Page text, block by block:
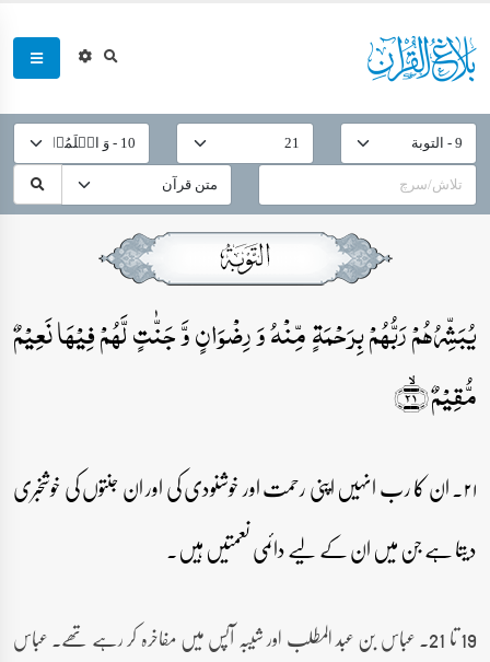
یُبَشِّرُہُمۡ رَبُّہُمۡ بِرَحۡمَۃٍ مِّنۡہُ وَ رِضۡوَانٍ وَّ جَنّٰتٍ لَّہُمۡ فِیۡہَا نَعِیۡمٌ
مُّقِیۡمٌ ﴿ۙ۲۱﴾
۲۱۔ ان کا رب انہیں اپنی رحمت اور خوشنودی کی اور ان جنتوں کی خوشخبری
دیتا ہے جن میں ان کے لیے دائمی نعمتیں ہیں۔
19 تا 21۔ عباس بن عبد المطلب اور شیبہ آپس میں مفاخرہ کر رہے تھے۔ عباس